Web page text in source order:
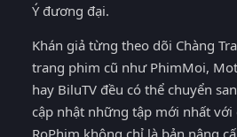
Ý đương đại.
Khán giả từng theo dõi Chàng
trang phim cũ như PhimMoi,
hay BiluTV đều có thể chuyển
cập nhật những tập mới nhất